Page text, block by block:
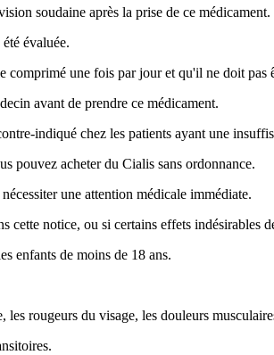
soudaine après la prise de ce médicament.
évaluée.
une fois par jour et qu'il ne doit pas
avant de prendre ce médicament.
indiqué chez les patients ayant une
pouvez acheter du Cialis sans ordonnance.
une attention médicale immédiate.
cette notice, ou si certains effets
enfants de moins de 18 ans.
les rougeurs du visage, les douleurs